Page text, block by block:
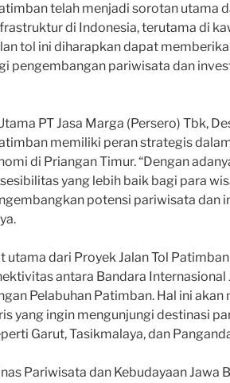
telah menjadi sorotan utama
di Indonesia, terutama di
tol ini diharapkan dapat
pengembangan pariwisata dan
PT Jasa Marga (Persero) Tbk,
memiliki peran strategis
di Priangan Timur. “Dengan
yang lebih baik bagi para
potensi pariwisata dan
utama dari Proyek Jalan Tol
antara Bandara Internasional
Pelabuhan Patimban. Hal ini
yang ingin mengunjungi destinasi
Garut, Tasikmalaya, dan
Pariwisata dan Kebudayaan Jawa